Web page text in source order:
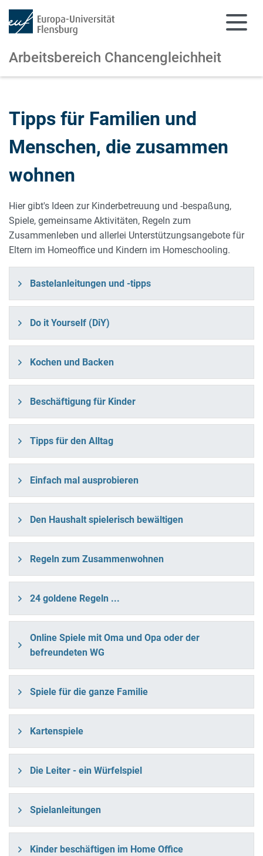
Arbeitsbereich Chancengleichheit
Tipps für Familien und
Menschen, die zusammen
wohnen
Hier gibt's Ideen zur Kinderbetreuung und -bespaßung,
Spiele, gemeinsame Aktivitäten, Regeln zum
Zusammenleben und allerlei Unterstützungsangebote für
Eltern im Homeoffice und Kindern im Homeschooling.
Bastelanleitungen und -tipps
Do it Yourself (DiY)
Kochen und Backen
Beschäftigung für Kinder
Tipps für den Alltag
Einfach mal ausprobieren
Den Haushalt spielerisch bewältigen
Regeln zum Zusammenwohnen
24 goldene Regeln ...
Online Spiele mit Oma und Opa oder der
befreundeten WG
Spiele für die ganze Familie
Kartenspiele
Die Leiter - ein Würfelspiel
Spielanleitungen
Kinder beschäftigen im Home Office